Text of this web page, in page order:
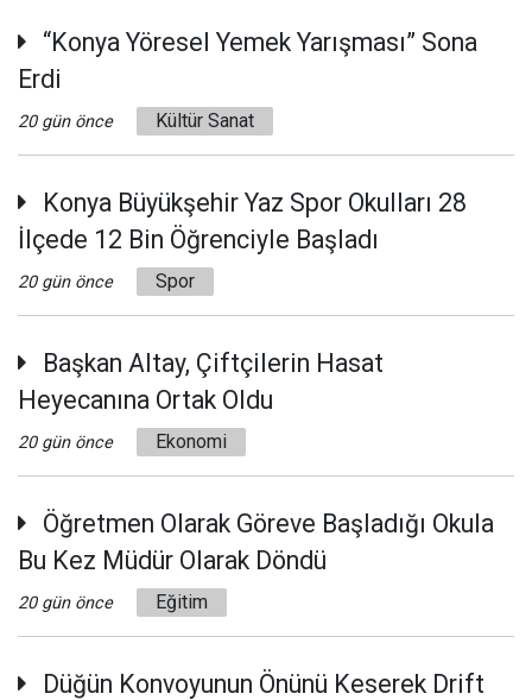
“Konya Yöresel Yemek Yarışması” Sona
Erdi
20 gün önce Kültür Sanat
Konya Büyükşehir Yaz Spor Okulları 28
İlçede 12 Bin Öğrenciyle Başladı
20 gün önce Spor
Başkan Altay, Çiftçilerin Hasat
Heyecanına Ortak Oldu
20 gün önce Ekonomi
Öğretmen Olarak Göreve Başladığı Okula
Bu Kez Müdür Olarak Döndü
20 gün önce Eğitim
Düğün Konvoyunun Önünü Keserek Drift